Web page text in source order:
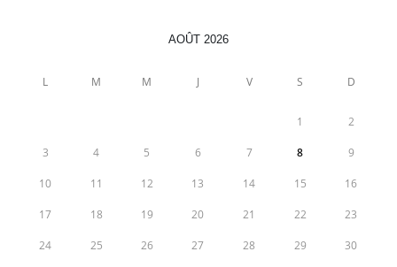
AOÛT 2026
L M M J V S D
1 2
3 4 5 6 7 8 9
10 11 12 13 14 15 16
17 18 19 20 21 22 23
24 25 26 27 28 29 30